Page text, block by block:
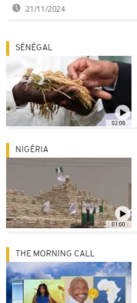
21/11/2024
02:08
SÉNÉGAL
01:00
NIGÉRIA
THE MORNING CALL